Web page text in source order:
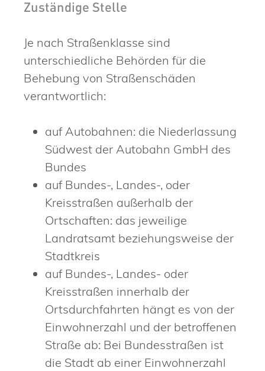
Zuständige Stelle
Je nach Straßenklasse sind
unterschiedliche Behörden für die
Behebung von Straßenschäden
verantwortlich:
auf Autobahnen: die Niederlassung
Südwest der Autobahn GmbH des
Bundes
auf Bundes-, Landes-, oder
Kreisstraßen außerhalb der
Ortschaften: das jeweilige
Landratsamt beziehungsweise der
Stadtkreis
auf Bundes-, Landes- oder
Kreisstraßen innerhalb der
Ortsdurchfahrten hängt es von der
Einwohnerzahl und der betroffenen
Straße ab: Bei Bundesstraßen ist
die Stadt ab einer Einwohnerzahl